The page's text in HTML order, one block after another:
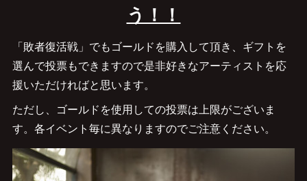
う！！
「敗者復活戦」でもゴールドを購入して頂き、ギフトを
選んで投票もできますので是非好きなアーティストを応
援いただければと思います。
ただし、ゴールドを使用しての投票は上限がございま
す。各イベント毎に異なりますのでご注意ください。